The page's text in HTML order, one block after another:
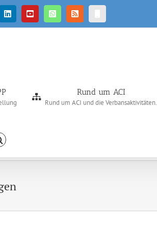
LinkedInYouTubeWhatsApp
Rss
IN
Rund um ACI
Rund um ACI und die Verbansaktivitäten.